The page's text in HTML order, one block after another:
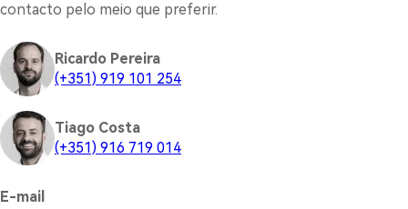
contacto pelo meio que preferir.
Ricardo Pereira
(+351) 919 101 254
Tiago Costa
(+351) 916 719 014
E-mail